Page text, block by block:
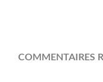
COMMENTAIRES